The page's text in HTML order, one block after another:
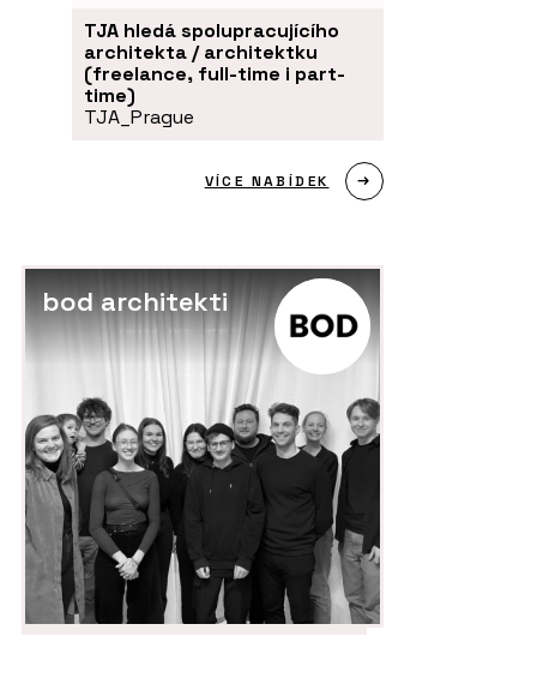
na letecké
proměnila na
O FIRMĚ
TJA hledá spolupracujícího
architekta / architektku
(freelance, full-time i part-
time)
TJA_Prague
VÍCE NABÍDEK
bod architekti